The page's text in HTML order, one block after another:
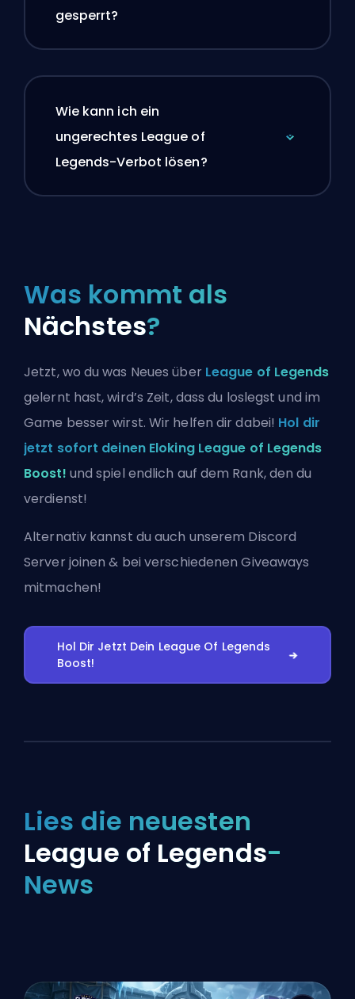
gesperrt?
Wie kann ich ein
ungerechtes League of
Legends-Verbot lösen?
Was kommt als
Nächstes?
Jetzt, wo du was Neues über League of Legends
gelernt hast, wird’s Zeit, dass du loslegst und im
Game besser wirst. Wir helfen dir dabei! Hol dir
jetzt sofort deinen Eloking League of Legends
Boost! und spiel endlich auf dem Rank, den du
verdienst!
Alternativ kannst du auch unserem Discord
Server joinen & bei verschiedenen Giveaways
mitmachen!
Hol Dir Jetzt Dein League Of Legends
Boost!
Lies die neuesten
League of Legends-
News